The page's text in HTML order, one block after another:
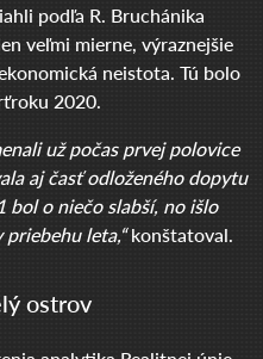
podľa R. Bruchánika
veľmi mierne, výraznejšie
neistota. Tú bolo
2020.
už počas prvej polovice
aj časť odloženého dopytu
o niečo slabší, no išlo
leta,“konštatoval.
ostrov